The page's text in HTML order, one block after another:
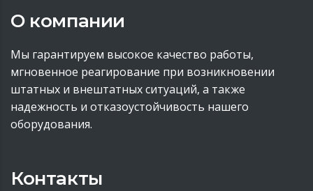
О компании
Мы гарантируем высокое качество работы,
мгновенное реагирование при возникновении
штатных и внештатных ситуаций, а также
надежность и отказоустойчивость нашего
оборудования.
Контакты